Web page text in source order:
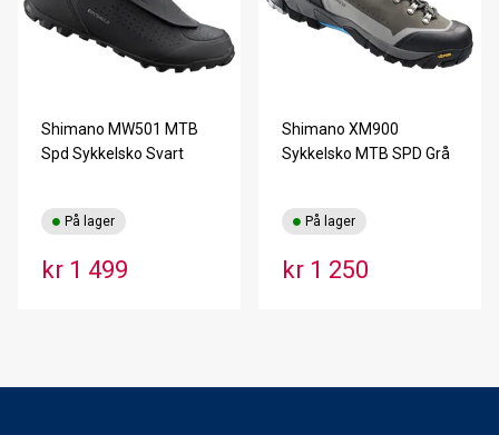
Shimano MW501 MTB
Spd Sykkelsko Svart
kr 1 499
På lager
Shimano XM900
Sykkelsko MTB SPD Grå
kr 1 250
På lager